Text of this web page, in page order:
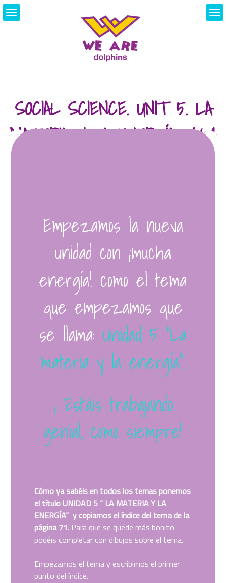
Skip
to
SOCIAL SCIENCE. UNIT 5. LA
MATERIA Y LA ENERGÍA. 14/04
Empezamos la nueva
unidad con ¡mucha
energía! como el tema
que empezamos que
se llama: Unidad 5 “La
materia y la energía”.
¡ Estáis trabajando
genial, como siempre!
Cómo ya sabéis en todos los temas ponemos
el título UNIDAD 5 “ LA MATERIA Y LA
ENERGÍA” y copiamos el índice del tema de la
página 71. Para que se quede más bonito
podéis completar con dibujos sobre el tema.
Empezamos el tema y escribimos el primer
punto del índice.